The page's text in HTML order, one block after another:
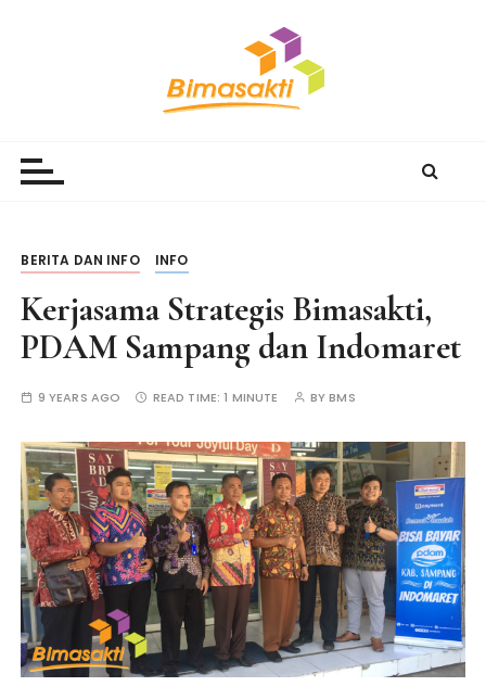
BERITA DAN INFO INFO
Kerjasama Strategis Bimasakti,
PDAM Sampang dan Indomaret
9 YEARS AGO READ TIME:1 MINUTE BYBMS